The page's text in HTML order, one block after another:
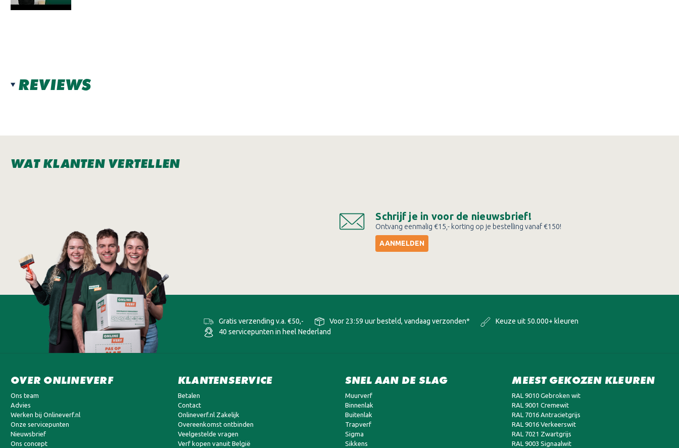
REVIEWS
WAT KLANTEN VERTELLEN
Schrijf je in voor de nieuwsbrief!
Ontvang eenmalig €15,- korting op je bestelling vanaf €150!
AANMELDEN
Gratis verzending v.a. €50,- Voor 23:59 uur besteld, vandaag verzonden*
Keuze uit 50.000+ kleuren
40 servicepunten in heel Nederland
OVER ONLINEVERF
Ons team
Advies
Werken bij Onlineverf.nl
Onze servicepunten
Nieuwsbrief
Ons concept
KLANTENSERVICE
Betalen
Contact
Onlineverf.nl Zakelijk
Overeenkomst ontbinden
Veelgestelde vragen
Verf kopen vanuit België
SNEL AAN DE SLAG
Muurverf
Binnenlak
Buitenlak
Trapverf
Sigma
Sikkens
MEEST GEKOZEN KLEUREN
RAL 9010 Gebroken wit
RAL 9001 Cremewit
RAL 7016 Antracietgrijs
RAL 9016 Verkeerswit
RAL 7021 Zwartgrijs
RAL 9003 Signaalwit